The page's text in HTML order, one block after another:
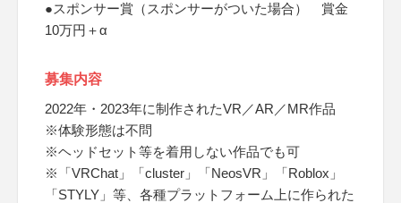
●スポンサー賞（スポンサーがついた場合） 賞金
10万円＋α
募集内容
2022年・2023年に制作されたVR／AR／MR作品
※体験形態は不問
※ヘッドセット等を着用しない作品でも可
※「VRChat」「cluster」「NeosVR」「Roblox」
「STYLY」等、各種プラットフォーム上に作られた